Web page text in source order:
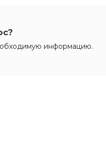
информацию.